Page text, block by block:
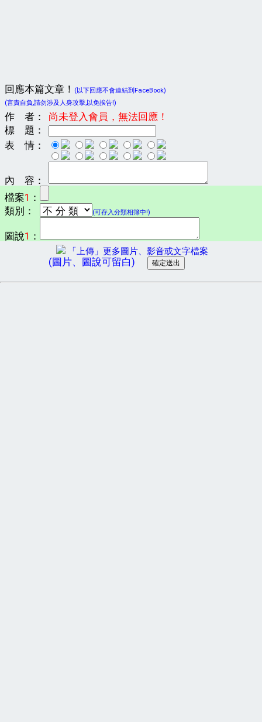
回應本篇文章！
(以下回應不會連結到FaceBook)
(言責自負,請勿涉及人身攻擊,以免挨告!)
作 者：
尚未登入會員，無法回應！
標 題：
表 情：
內 容：
檔案1 ：
類別：
(可存入分類相簿中!)
圖說1 ：
「上傳」更多圖片、影音或文字檔案
(圖片、圖說可留白)